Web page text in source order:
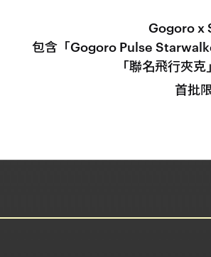
Gogoro x
包含「Gogoro Pulse
「聯名飛行夾
首批